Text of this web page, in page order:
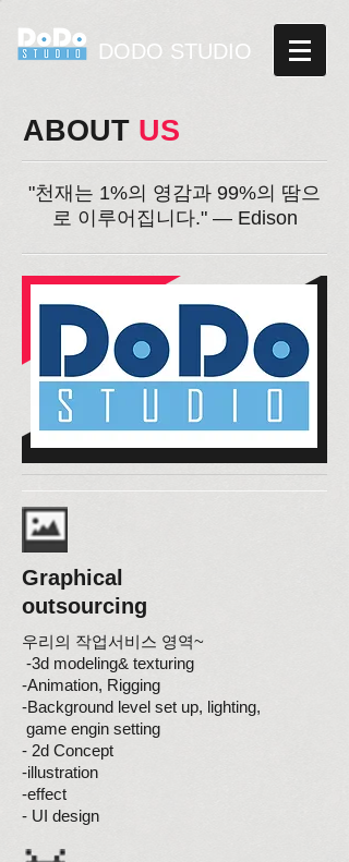
DODO STUDIO
ABOUT ​ US
"천재는 1%의 영감과 99%의 땀으
로 이루어집니다." — Edison
Graphical
outsourcing
우리의 작업서비스 영역~
-3d modeling& texturing
-Animation, Rigging
-Background level set up, lighting,
game engin setting
- 2d Concept
-illustration
-effect
- UI design